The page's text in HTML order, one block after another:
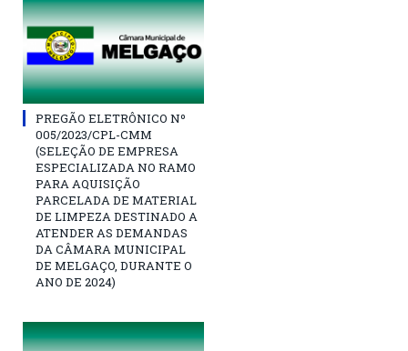
PREGÃO ELETRÔNICO Nº
005/2023/CPL-CMM
(SELEÇÃO DE EMPRESA
ESPECIALIZADA NO RAMO
PARA AQUISIÇÃO
PARCELADA DE MATERIAL
DE LIMPEZA DESTINADO A
ATENDER AS DEMANDAS
DA CÂMARA MUNICIPAL
DE MELGAÇO, DURANTE O
ANO DE 2024)